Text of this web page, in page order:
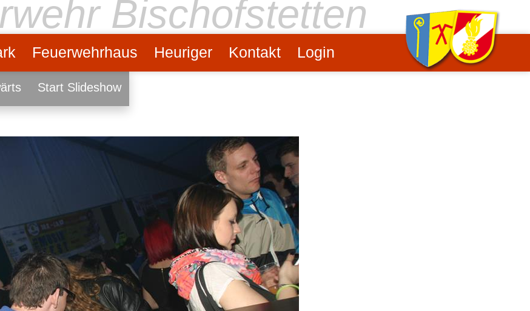
Bischofstetten
Feuerwehrhaus Heuriger Kontakt Login
Start Slideshow